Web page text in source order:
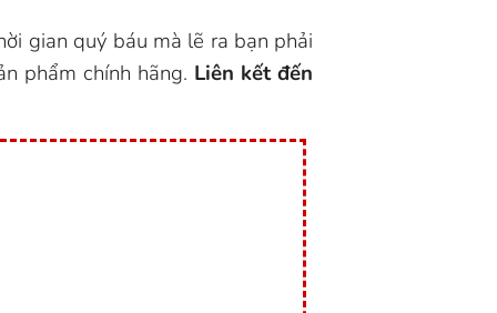
gian quý báu mà lẽ ra bạn phải
phẩm chính hãng. Liên kết đến